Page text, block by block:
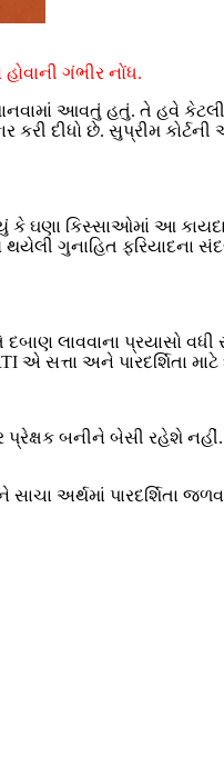
ગંભીર નોંધ.
માનવામાં આવતું હતું. તે હવે
દીધો છે. સુપ્રીમ
કે ઘણા કિસ્સાઓમાં આ
ગુનાહિત ફરિયાદના
લાવવાના પ્રયાસો
અને પારદર્શિતા માટે
બનીને બેસી રહેશે
અર્થમાં પારદર્શિતા